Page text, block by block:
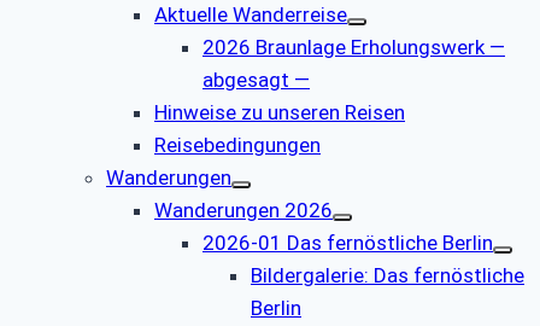
Aktuelle Wanderreise
2026 Braunlage Erholungswerk —
abgesagt —
Hinweise zu unseren Reisen
Reisebedingungen
Wanderungen
Wanderungen 2026
2026-01 Das fernöstliche Berlin
Bildergalerie: Das fernöstliche
Berlin